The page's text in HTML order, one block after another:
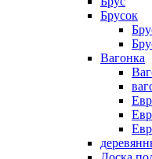
Брусок
Вагонка